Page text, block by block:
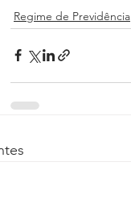
Regime de Previdência